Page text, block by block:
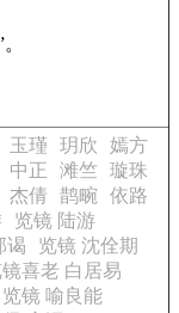
玉瑾 玥欣
嫣方
中正 滩竺
璇珠
杰倩 鹊畹
依路
览镜 陆游
谒
览镜 沈佺期
喜老 白居易
览镜 喻良能